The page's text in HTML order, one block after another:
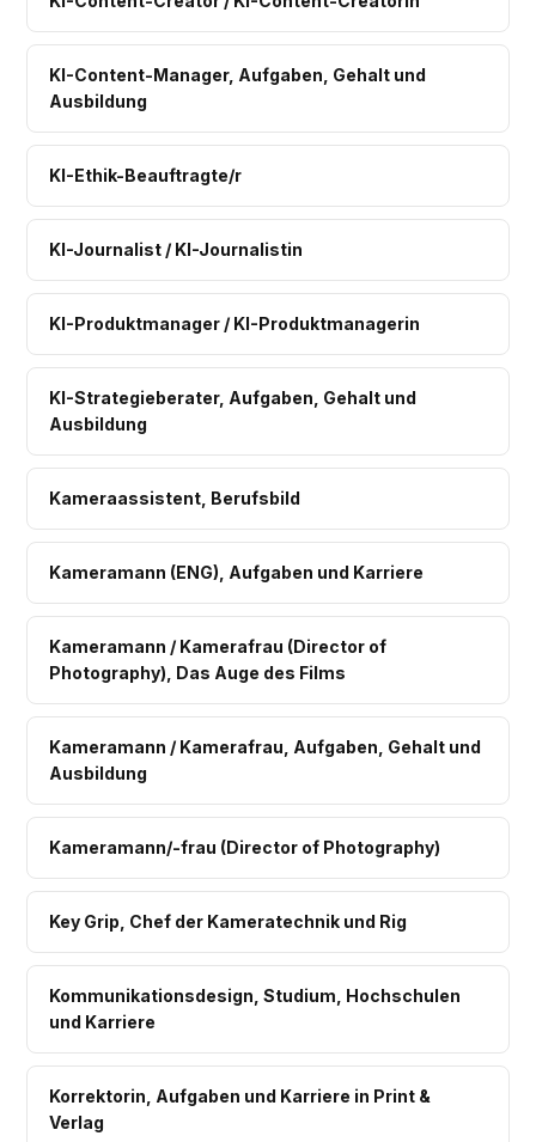
KI-Content-Manager, Aufgaben, Gehalt und
Ausbildung
KI-Ethik-Beauftragte/r
KI-Journalist / KI-Journalistin
KI-Produktmanager / KI-Produktmanagerin
KI-Strategieberater, Aufgaben, Gehalt und
Ausbildung
Kameraassistent, Berufsbild
Kameramann (ENG), Aufgaben und Karriere
Kameramann / Kamerafrau (Director of
Photography), Das Auge des Films
Kameramann / Kamerafrau, Aufgaben, Gehalt und
Ausbildung
Kameramann/-frau (Director of Photography)
Key Grip, Chef der Kameratechnik und Rig
Kommunikationsdesign, Studium, Hochschulen
und Karriere
Korrektorin, Aufgaben und Karriere in Print &
Verlag